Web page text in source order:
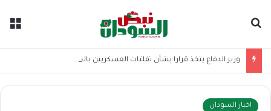
وزير الدفاع يتخذ قرارا بشأن تفلتات العسكريين بالخرطوم
اخبار السودان